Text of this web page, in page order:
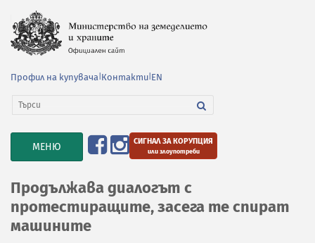
Профил на купувача Контакти EN
TOGGLE
NAVIGATION
МЕНЮ СИГНАЛ ЗА КОРУПЦИЯ
или злоупотреби
Продължава диалогът с
протестиращите, засега те спират
машините